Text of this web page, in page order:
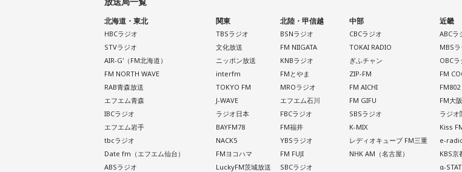
北海道・東北
HBCラジオ
STVラジオ
AIR-G'（FM北海道）
FM NORTH WAVE
RAB青森放送
エフエム青森
IBCラジオ
エフエム岩手
tbcラジオ
Date fm（エフエム仙台）
ABSラジオ
関東
TBSラジオ
文化放送
ニッポン放送
interfm
TOKYO FM
J-WAVE
ラジオ日本
BAYFM78
NACK5
FMヨコハマ
LuckyFM茨城放送
北陸・甲信越
BSNラジオ
FM NIIGATA
KNBラジオ
FMとやま
MROラジオ
エフエム石川
FBCラジオ
FM福井
YBSラジオ
FM FUJI
SBCラジオ
中部
CBCラジオ
TOKAI RADIO
ぎふチャン
ZIP-FM
FM AICHI
FM GIFU
SBSラジオ
K-MIX
レディオキューブ FM三重
NHK AM（名古屋）
近畿
ABCラ
MBS
OBC
FM
FM802
FM大阪
ラジオ
Kiss
e-
KBS京
α-